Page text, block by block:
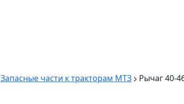
Запасные части к тракторам МТЗ Рычаг 40-